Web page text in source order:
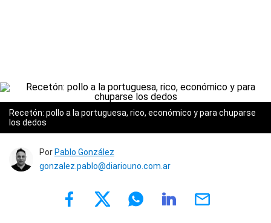
Recetón: pollo a la portuguesa, rico, económico y para chuparse
los dedos
Por Pablo González
gonzalez.pablo@diariouno.com.ar